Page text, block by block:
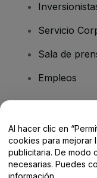
Servicio
Sala de
Empleos
Centro de
Al hacer clic en
cookies para mejorar
publicitaria. De modo
necesarias. Puedes
información.